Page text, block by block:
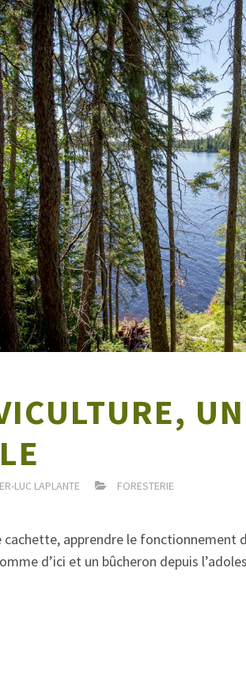
LUC LAPLANTE FORESTERIE
cachette, apprendre le fonctionnement
d’ici et un bûcheron depuis